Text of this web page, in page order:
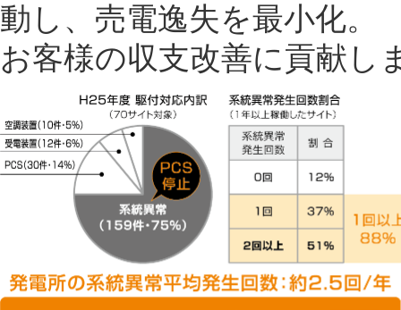
動し、売電逸失を最小化。
お客様の収支改善に貢献し